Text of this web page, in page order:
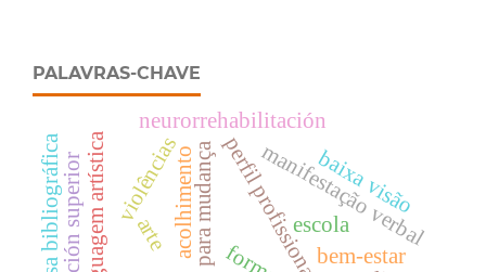
PALAVRAS-CHAVE
arte
neurorrehabilitación
perfil profissional
manifestação verbal
acolhimento
violências
linguagem artística bem-estar
baixa visão
escola